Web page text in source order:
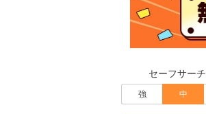
セーフサーチ
強 中